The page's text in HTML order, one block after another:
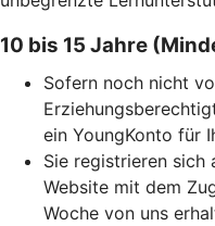
10 bis 15 Jahre
Sofern noch nicht
ein YoungKonto für
Sie registrieren sich
Website mit dem
Woche von uns